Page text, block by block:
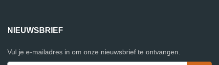
NIEUWSBRIEF
Vul je e-mailadres in om onze nieuwsbrief te ontvangen.